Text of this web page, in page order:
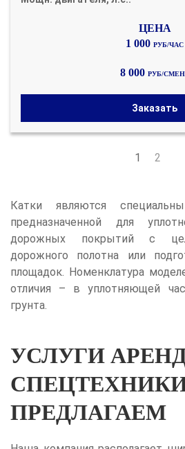
1 000 РУБ/ЧАС
8 000 РУБ/
Заказать
1 2
Катки являются
предназначенной для
дорожных покрытий с
дорожного полотна или
площадок. Номенклатура
отличия – в уплотняющей
грунта.
УСЛУГИ
ПРЕДЛАГАЕМ